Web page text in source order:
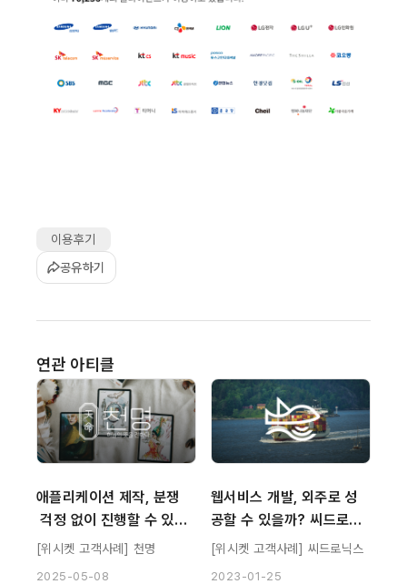
이용후기
공유하기
연관 아티클
애플리케이션 제작, 분쟁
걱정 없이 진행할 수 있는
Tip
[위시켓 고객사례] 천명
2025-05-08
웹서비스 개발, 외주로 성
공할 수 있을까? 씨드로닉
스 후기
[위시켓 고객사례] 씨드로닉스
2023-01-25